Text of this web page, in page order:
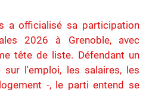
a officialisé sa participation
2026 à Grenoble, avec
tête de liste. Défendant un
l'emploi, les salaires, les
-, le parti entend se